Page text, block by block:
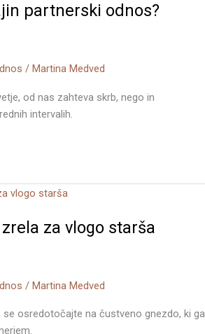
partnerski odnos?
/ Martina Medved
od nas zahteva skrb, nego in
intervalih.
za vlogo starša
/ Martina Medved
se osredotočajte na čustveno gnezdo, ki ga